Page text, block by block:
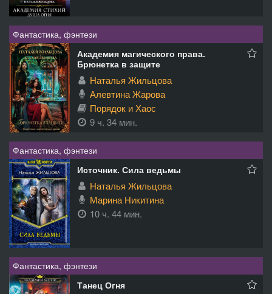
Фантастика, фэнтези
Академия магического права.
Брюнетка в защите
Наталья Жильцова
Алевтина Жарова
Порядок и Хаос
9 ч. 34 мин.
Фантастика, фэнтези
Источник. Сила ведьмы
Наталья Жильцова
Марина Никитина
10 ч. 44 мин.
Фантастика, фэнтези
Танец Огня